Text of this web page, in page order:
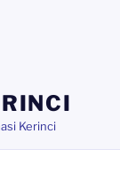
Kerinci